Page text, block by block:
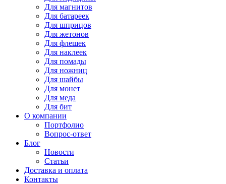
Для магнитов
Для батареек
Для шприцов
Для жетонов
Для флешек
Для наклеек
Для помады
Для ножниц
Для шайбы
Для монет
Для меда
Для бит
О компании
Портфолио
Вопрос-ответ
Блог
Новости
Статьи
Доставка и оплата
Контакты